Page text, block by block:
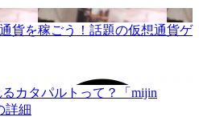
貨を稼ごう！話題の仮想通貨ゲ
カタパルトって？「mijin
詳細